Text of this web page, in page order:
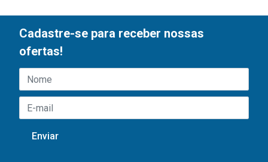
Cadastre-se para receber nossas
ofertas!